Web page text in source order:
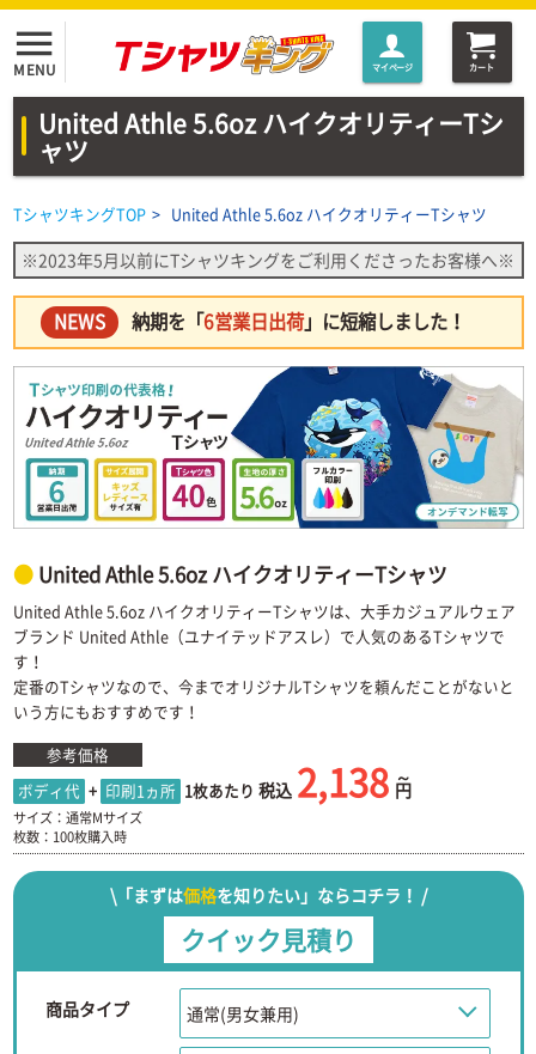
menu
MENU マイページ カート
United Athle 5.6oz ハイクオリティーTシ
ャツ
TシャツキングTOP > United Athle 5.6oz ハイクオリティーTシャツ
※2023年5月以前にTシャツキングをご利用くださったお客様へ※
NEWS 納期を「6営業日出荷」に短縮しました！
United Athle 5.6oz ハイクオリティーTシャツ
United Athle 5.6oz ハイクオリティーTシャツは、大手カジュアルウェア
ブランド United Athle（ユナイテッドアスレ）で人気のあるTシャツで
す！
定番のTシャツなので、今までオリジナルTシャツを頼んだことがないと
いう方にもおすすめです！
参考価格
ボディ代 + 印刷1ヵ所 1枚あたり 税込 2,138 円
サイズ：通常Mサイズ
枚数：100枚購入時
\「まずは価格を知りたい」ならコチラ！ /
クイック見積り
商品タイプ